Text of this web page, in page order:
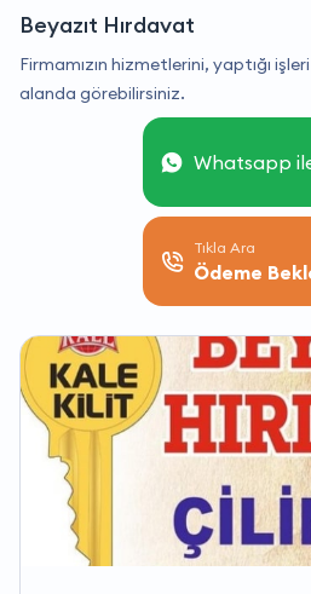
Beyazıt Hırdavat
Firmamızın hizmetlerini, yaptığı
alanda görebilirsiniz.
Whatsapp
Tıkla Ara
Ödeme